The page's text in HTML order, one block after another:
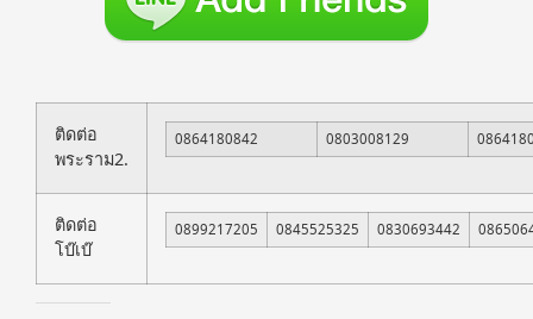
ติดต่อ
พระราม2.
0864180842 0803008129
ติดต่อ
โบ๊เบ๊
0899217205 0845525325 0830693442